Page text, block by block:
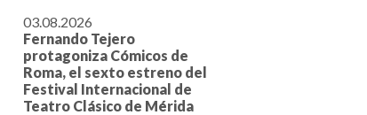
03.08.2026
Fernando Tejero
protagoniza Cómicos de
Roma, el sexto estreno del
Festival Internacional de
Teatro Clásico de Mérida